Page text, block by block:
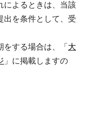
によるときは、当該
出を条件として、受
する場合は、「 大
」に掲載しますの